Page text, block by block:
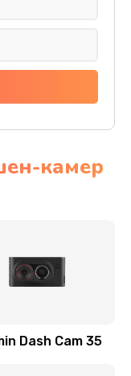
камер
Dash Cam 35